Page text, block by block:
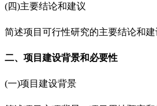
(四)主要结论和建议
简述项目可行性研究的主要结论和建
二、项目建设背景和必要性
(一)项目建设背景